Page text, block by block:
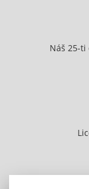
Náš 25-